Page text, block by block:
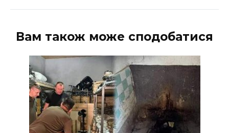
Вам також може сподобатися